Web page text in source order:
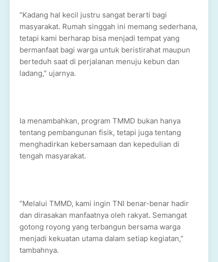
“Kadang hal kecil justru sangat berarti bagi
masyarakat. Rumah singgah ini memang sederhana,
tetapi kami berharap bisa menjadi tempat yang
bermanfaat bagi warga untuk beristirahat maupun
berteduh saat di perjalanan menuju kebun dan
ladang,” ujarnya.
Ia menambahkan, program TMMD bukan hanya
tentang pembangunan fisik, tetapi juga tentang
menghadirkan kebersamaan dan kepedulian di
tengah masyarakat.
“Melalui TMMD, kami ingin TNI benar-benar hadir
dan dirasakan manfaatnya oleh rakyat. Semangat
gotong royong yang terbangun bersama warga
menjadi kekuatan utama dalam setiap kegiatan,”
tambahnya.